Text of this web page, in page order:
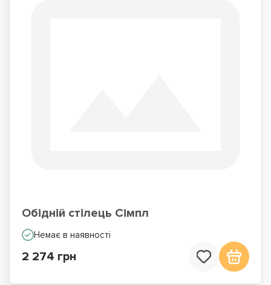
Обідній стілець Сімпл
Немає в наявності
2 274 грн